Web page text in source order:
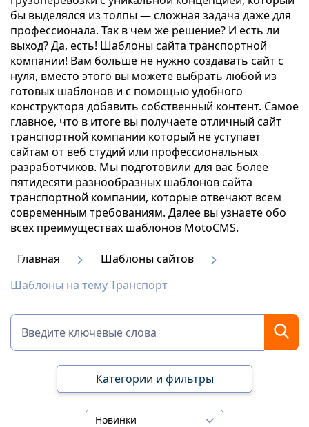
бы выделялся из толпы — сложная задача даже для
профессионала. Так в чем же решение? И есть ли
выход? Да, есть! Шаблоны сайта транспортной
компании! Вам больше не нужно создавать сайт с
нуля, вместо этого вы можете выбрать любой из
готовых шаблонов и с помощью удобного
конструктора добавить собственный контент. Самое
главное, что в итоге вы получаете отличный сайт
транспортной компании который не уступает
сайтам от веб студий или профессиональных
разработчиков. Мы подготовили для вас более
пятидесяти разнообразных шаблонов сайта
транспортной компании, которые отвечают всем
современным требованиям. Далее вы узнаете обо
всех преимуществах шаблонов MotoCMS.
Главная
Шаблоны сайтов
Шаблоны на тему Транспорт
Категории и фильтры
Новинки